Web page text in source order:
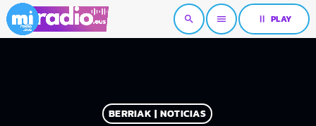
search menu pause PLAY
BERRIAK | NOTICIAS